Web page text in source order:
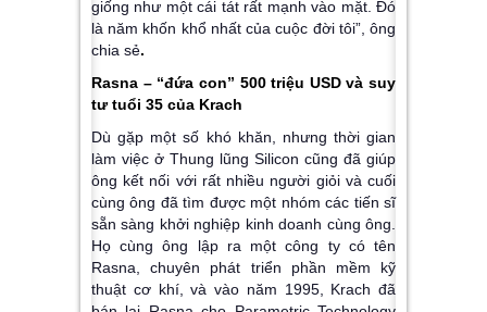
giống như một cái tát rất mạnh vào mặt. Đó
là năm khốn khổ nhất của cuộc đời tôi”, ông
chia sẻ.
Rasna – “đứa con” 500 triệu USD và suy
tư tuổi 35 của Krach
Dù gặp một số khó khăn, nhưng thời gian
làm việc ở Thung lũng Silicon cũng đã giúp
ông kết nối với rất nhiều người giỏi và cuối
cùng ông đã tìm được một nhóm các tiến sĩ
sẵn sàng khởi nghiệp kinh doanh cùng ông.
Họ cùng ông lập ra một công ty có tên
Rasna, chuyên phát triển phần mềm kỹ
thuật cơ khí, và vào năm 1995, Krach đã